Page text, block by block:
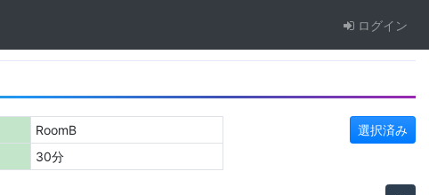
ログイン
RoomB
30分
選択済み